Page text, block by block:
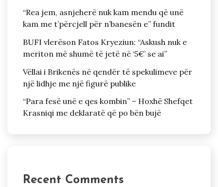
“Rea jem, asnjeherë nuk kam mendu që unë
kam me t’përcjell për n’banesën e” fundit
BUFI vlerëson Fatos Kryeziun: “Askush nuk e
meriton më shumë të jetë në ‘5€’ se ai”
Vëllai i Brikenës në qendër të spekulimeve për
një lidhje me një figurë publike
“Para fesë unë e qes kombin” – Hoxhë Shefqet
Krasniqi me deklaratë që po bën bujë
Recent Comments